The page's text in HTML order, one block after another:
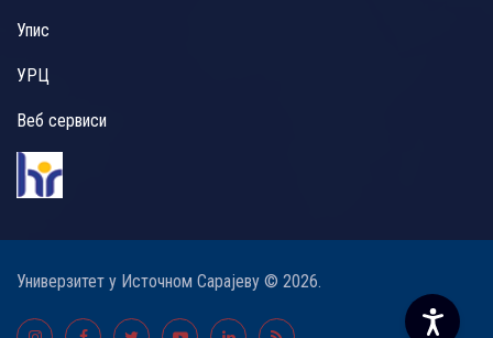
Упис
УРЦ
Веб сервиси
Универзитет у Источном Сарајеву © 2026.